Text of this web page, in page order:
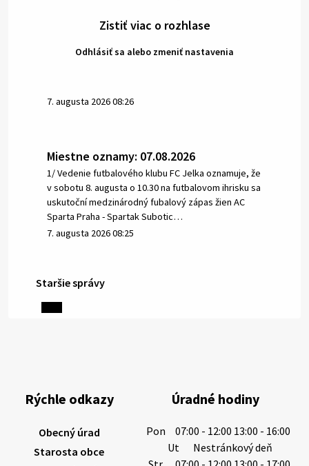
Zistiť viac o rozhlase
Odhlásiť sa alebo zmeniť nastavenia
7. augusta 2026 08:26
Miestne oznamy: 07.08.2026
1/ Vedenie futbalového klubu FC Jelka oznamuje, že
v sobotu 8. augusta o 10.30 na futbalovom ihrisku sa
uskutoční medzinárodný fubalový zápas žien AC
Sparta Praha - Spartak Subotic…
7. augusta 2026 08:25
6. augusta 2026 08:13
výdatnosti vodárenských zdrojov.
Západoslovenská vodárenská spoločnosť preto
6. augusta 2026 08:12
Staršie správy
Rýchle odkazy
Obecný úrad
Starosta obce
Úradné hodiny
Pon
07:00 - 12:00 13:00 - 16:00
Ut
Nestránkový deň